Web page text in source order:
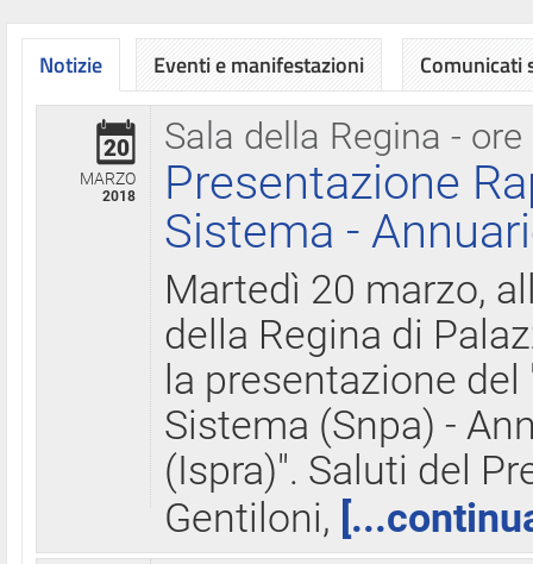
Notizie
Sala della Regina - ore
20
MARZO
2018
Presentazione
Sistema -
Martedì 20 marzo,
della Regina di
la presentazione
Sistema (Snpa) -
(Ispra)". Saluti del
Gentiloni,
Eventi e manifestazioni Comunicati